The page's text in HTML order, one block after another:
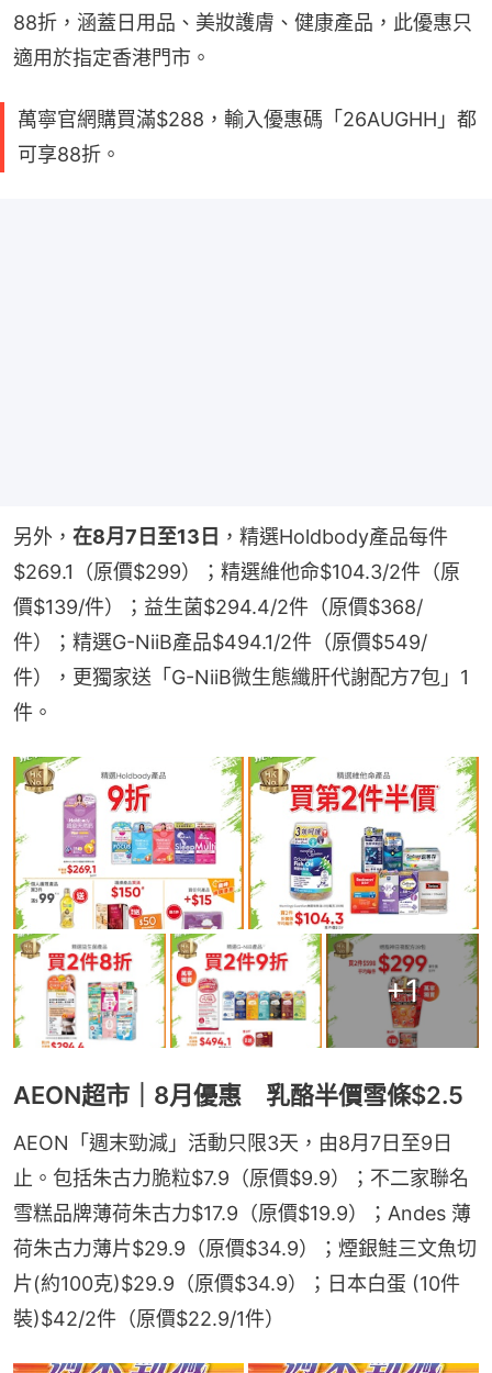
88折，涵蓋日用品、美妝護膚、健康產品，此優惠只
適用於指定香港門市。
萬寧官網購買滿$288，輸入優惠碼「26AUGHH」都
可享88折。
另外， 在8月7日至13日 ，精選Holdbody產品每件
$269.1（原價$299）；精選維他命$104.3/2件（原
價$139/件）；益生菌$294.4/2件（原價$368/
件）；精選G-NiiB產品$494.1/2件（原價$549/
件），更獨家送「G-NiiB微生態纖肝代謝配方7包」1
件。
+1
AEON超市｜8月優惠 乳酪半價雪條$2.5
AEON「週末勁減」活動只限3天，由8月7日至9日
止。包括朱古力脆粒$7.9（原價$9.9）；不二家聯名
雪糕品牌薄荷朱古力$17.9（原價$19.9）；Andes 薄
荷朱古力薄片$29.9（原價$34.9）；煙銀鮭三文魚切
片(約100克)$29.9（原價$34.9）；日本白蛋 (10件
裝)$42/2件（原價$22.9/1件）